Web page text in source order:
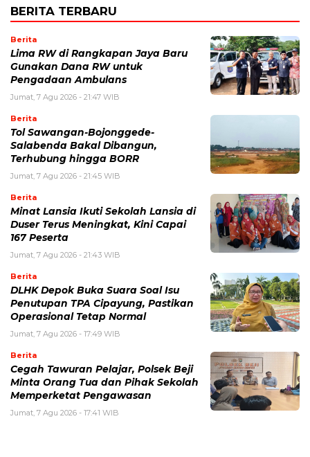
BERITA TERBARU
Berita
Lima RW di Rangkapan Jaya Baru
Gunakan Dana RW untuk
Pengadaan Ambulans
Jumat, 7 Agu 2026 - 21:47 WIB
Berita
Tol Sawangan-Bojonggede-
Salabenda Bakal Dibangun,
Terhubung hingga BORR
Jumat, 7 Agu 2026 - 21:45 WIB
Berita
Minat Lansia Ikuti Sekolah Lansia di
Duser Terus Meningkat, Kini Capai
167 Peserta
Jumat, 7 Agu 2026 - 21:43 WIB
Berita
DLHK Depok Buka Suara Soal Isu
Penutupan TPA Cipayung, Pastikan
Operasional Tetap Normal
Jumat, 7 Agu 2026 - 17:49 WIB
Berita
Cegah Tawuran Pelajar, Polsek Beji
Minta Orang Tua dan Pihak Sekolah
Memperketat Pengawasan
Jumat, 7 Agu 2026 - 17:41 WIB